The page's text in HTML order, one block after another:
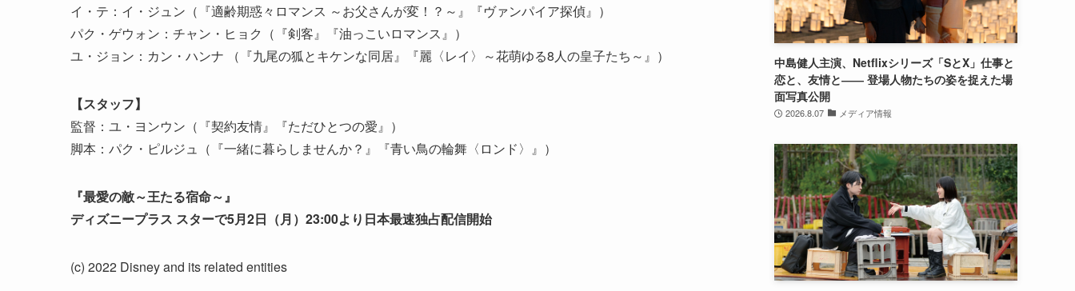
イ・テ：イ・ジュン（『適齢期惑々ロマンス ～お父さんが変！？～』『ヴァンパイア探偵』）
パク・ゲウォン：チャン・ヒョク（『剣客』『油っこいロマンス』）
ユ・ジョン：カン・ハンナ （『九尾の狐とキケンな同居』『麗〈レイ〉～花萌ゆる8人の皇子たち～』）
【スタッフ】
監督：ユ・ヨンウン（『契約友情』『ただひとつの愛』）
脚本：パク・ピルジュ（『一緒に暮らしませんか？』『青い鳥の輪舞〈ロンド〉』）
『最愛の敵～王たる宿命～』
ディズニープラス スターで5月2日（月）23:00より日本最速独占配信開始
(c) 2022 Disney and its related entities
中島健人主演、Netflixシリーズ「SとX」仕事と
恋と、友情と―― 登場人物たちの姿を捉えた場
面写真公開
2026.8.07 メディア情報